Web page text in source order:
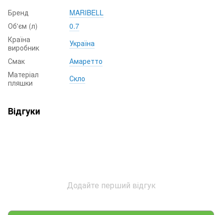
Бренд
MARIBELL
Об'єм (л)
0.7
Країна
виробник
Україна
Смак
Амаретто
Матеріал
пляшки
Скло
Відгуки
Додайте перший відгук